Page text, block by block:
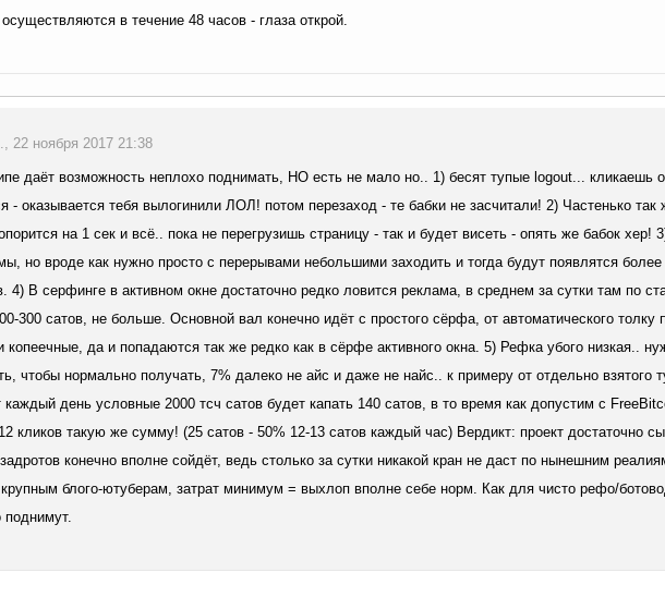
в течение 48 часов - глаза открой.
22 ноября 2017 21:38
даёт возможность неплохо поднимать, НО есть не мало но.. 1) бесят тупые logout... кликаешь
- оказывается тебя вылогинили ЛОЛ! потом перезаход - те бабки не засчитали! 2) Частенько так
на 1 сек и всё.. пока не перегрузишь страницу - так и будет висеть - опять же бабок хер!
но вроде как нужно просто с перерывами небольшими заходить и тогда будут появлятся
4) В серфинге в активном окне достаточно редко ловится реклама, в среднем за сутки там по
300 сатов, не больше. Основной вал конечно идёт с простого сёрфа, от автоматического толку
копеечные, да и попадаются так же редко как в сёрфе активного окна. 5) Рефка убого низкая..
чтобы нормально получать, 7% далеко не айс и даже не найс.. к примеру от отдельно взятого
каждый день условные 2000 тсч сатов будет капать 140 сатов, в то время как допустим с
кликов такую же сумму! (25 сатов - 50% 12-13 сатов каждый час) Вердикт: проект достаточно
конечно вполне сойдёт, ведь столько за сутки никакой кран не даст по нынешним
крупным блого-ютуберам, затрат минимум = выхлоп вполне себе норм. Как для чисто рефо/
поднимут.